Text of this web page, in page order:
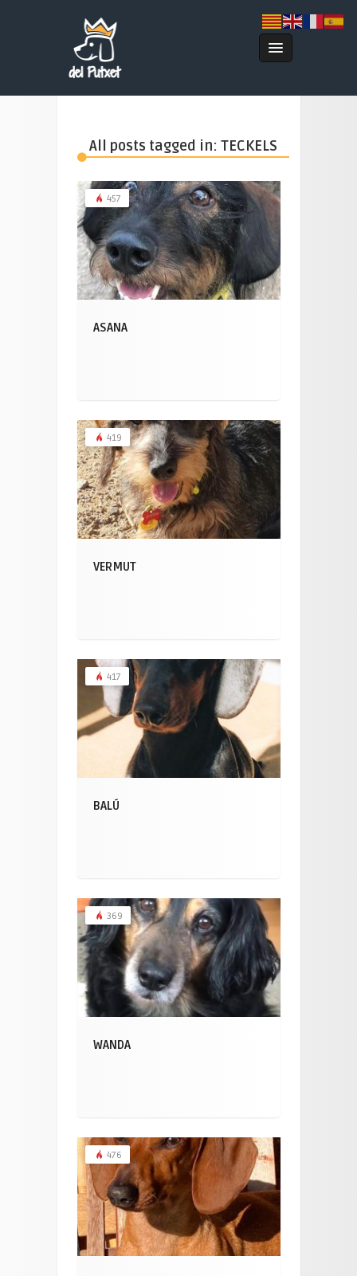
All posts tagged in: TECKELS
457
ASANA
419
VERMUT
417
BALÚ
369
WANDA
476